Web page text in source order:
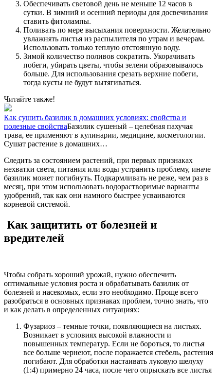
Обеспечивать световой день не меньше 12 часов в
сутки. В зимний и осенний периоды для досвечивания
ставить фитолампы.
Поливать по мере высыхания поверхности. Желательно
увлажнять листья из распылителя по утрам и вечерам.
Использовать только теплую отстоянную воду.
Зимой количество поливов сократить. Укорачивать
побеги, убирать цветы, чтобы зелени образовывалось
больше. Для использования срезать верхние побеги,
тогда кусты не будут вытягиваться.
Читайте также!
Как сушить базилик в домашних условиях: свойства и
полезные свойстваБазилик сушеный – целебная пахучая
трава, ее применяют в кулинарии, медицине, косметологии.
Сушат растение в домашних…
Следить за состоянием растений, при первых признаках
нехватки света, питания или воды устранить проблему, иначе
базилик может погибнуть. Подкармливать не реже, чем раз в
месяц, при этом использовать водорастворимые варианты
удобрений, так как они намного быстрее усваиваются
корневой системой.
Как защитить от болезней и
вредителей
Чтобы собрать хороший урожай, нужно обеспечить
оптимальные условия роста и обрабатывать базилик от
болезней и насекомых, если это необходимо. Проще всего
разобраться в основных признаках проблем, точно знать, что
и как делать в определенных ситуациях:
Фузариоз – темные точки, появляющиеся на листьях.
Возникает в условиях высокой влажности и
повышенных температур. Если не бороться, то листья
все больше чернеют, после поражается стебель, растения
погибают. Для обработки настаивать луковую шелуху
(1:4) примерно 24 часа, после чего опрыскать все листья